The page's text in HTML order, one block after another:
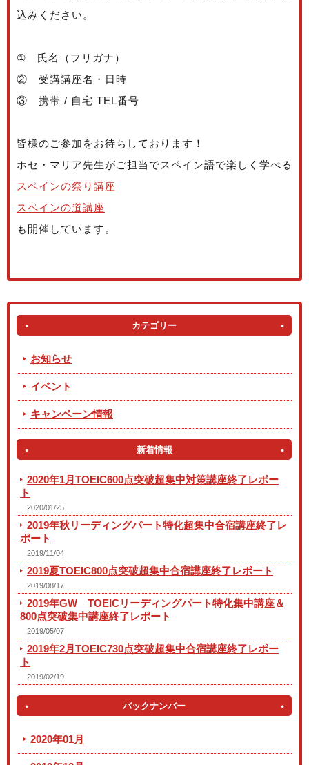
込みください。
① 氏名（フリガナ）
② 受講講座名・日時
③ 携帯 / 自宅 TEL番号
皆様のご参加をお待ちしております！
ホセ・マリア先生がご担当でスペイン語で楽しく学べる
スペインの祭り講座
スペインの道講座
も開催しています。
カテゴリー
お知らせ
イベント
キャンペーン情報
新着情報
2020年1月TOEIC600点突破超集中対策講座終了レポー
ト
2020/01/25
2019年秋リーディングパート特化超集中合宿講座終了レ
ポート
2019/11/04
2019夏TOEIC800点突破超集中合宿講座終了レポート
2019/08/17
2019年GW TOEICリーディングパート特化集中講座＆
800点突破集中講座終了レポート
2019/05/07
2019年2月TOEIC730点突破超集中合宿講座終了レポー
ト
2019/02/19
バックナンバー
2020年01月